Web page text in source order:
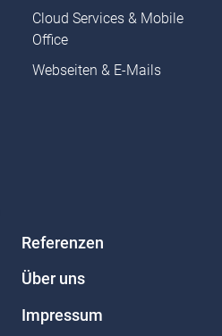
Cloud Services & Mobile
Office
Webseiten & E-Mails
Referenzen
Über uns
Impressum